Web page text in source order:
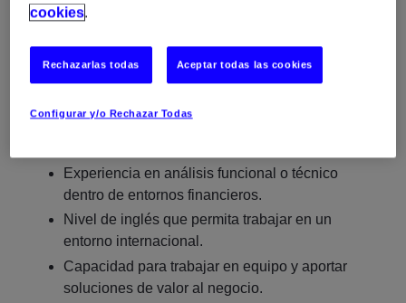
Colaborar en implantaciones y puestas en
¿Qué buscamos?
PL/SQL.
Experiencia en análisis funcional o técnico
dentro de entornos financieros.
Nivel de inglés que permita trabajar en un
entorno internacional.
Capacidad para trabajar en equipo y aportar
soluciones de valor al negocio.
cookies.
Configurar y/o Rechazar Todas
Rechazarlas todas Aceptar todas las cookies